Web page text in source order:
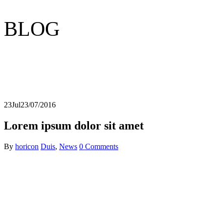
BLOG
23Jul23/07/2016
Lorem ipsum dolor sit amet
By horicon Duis, News 0 Comments